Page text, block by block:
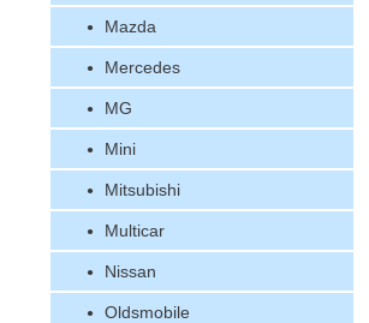
Mazda
Mercedes
MG
Mini
Mitsubishi
Multicar
Nissan
Oldsmobile